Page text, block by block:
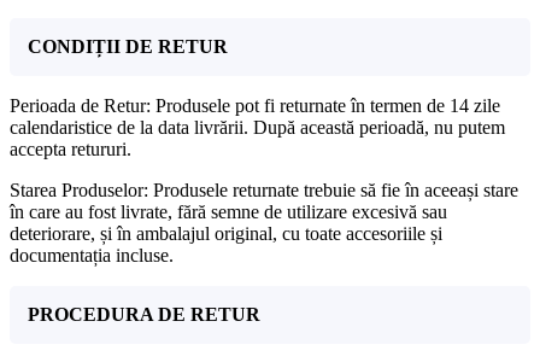
CONDIȚII DE RETUR
Perioada de Retur: Produsele pot fi returnate în termen de 14 zile
calendaristice de la data livrării. După această perioadă, nu putem
accepta retururi.
Starea Produselor: Produsele returnate trebuie să fie în aceeași stare
în care au fost livrate, fără semne de utilizare excesivă sau
deteriorare, și în ambalajul original, cu toate accesoriile și
documentația incluse.
PROCEDURA DE RETUR